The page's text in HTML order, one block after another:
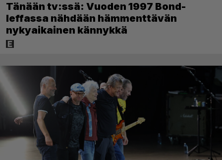
Tänään tv:ssä: Vuoden 1997 Bond-
leffassa nähdään hämmenttävän
nykyaikainen kännykkä